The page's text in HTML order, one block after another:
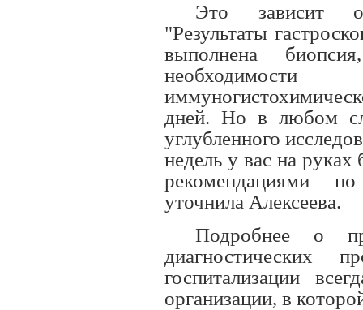
Это зависит
"Результаты
выполнена
необходимости
дней. Но в любом
углубленного
недель у вас на
рекомендациями
уточнила Алексеева.
Подробнее о
диагностических
госпитализации
организации, в